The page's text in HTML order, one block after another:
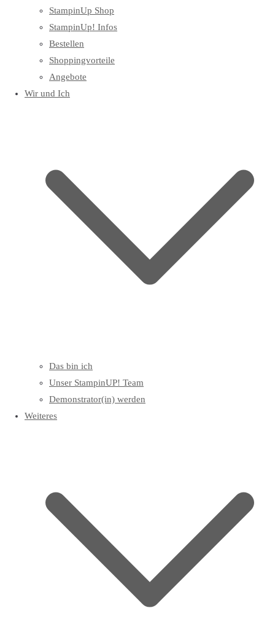
StampinUp Shop
StampinUp! Infos
Bestellen
Shoppingvorteile
Angebote
Wir und Ich
Das bin ich
Unser StampinUP! Team
Demonstrator(in) werden
Weiteres